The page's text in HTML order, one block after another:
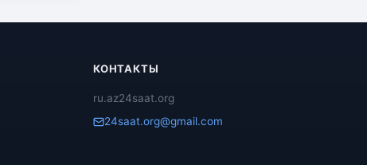
КОНТАКТЫ
ru.az24saat.org
24saat.org@gmail.com